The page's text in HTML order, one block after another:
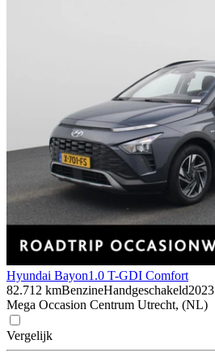
Hyundai Bayon1.0 T-GDI Comfort
82.712 kmBenzineHandgeschakeld2023
Mega Occasion Centrum Utrecht, (NL)
Vergelijk